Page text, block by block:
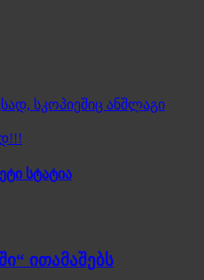
სკოპიეშიც ანშლაგი
სტატია
ითამაშებს